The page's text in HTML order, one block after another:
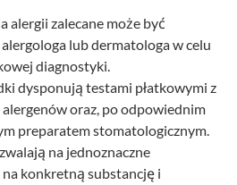
alergii zalecane może być
lub dermatologa w celu
diagnostyki.
dysponują testami płatkowymi z
oraz, po odpowiednim
preparatem stomatologicznym.
na jednoznaczne
konkretną substancję i